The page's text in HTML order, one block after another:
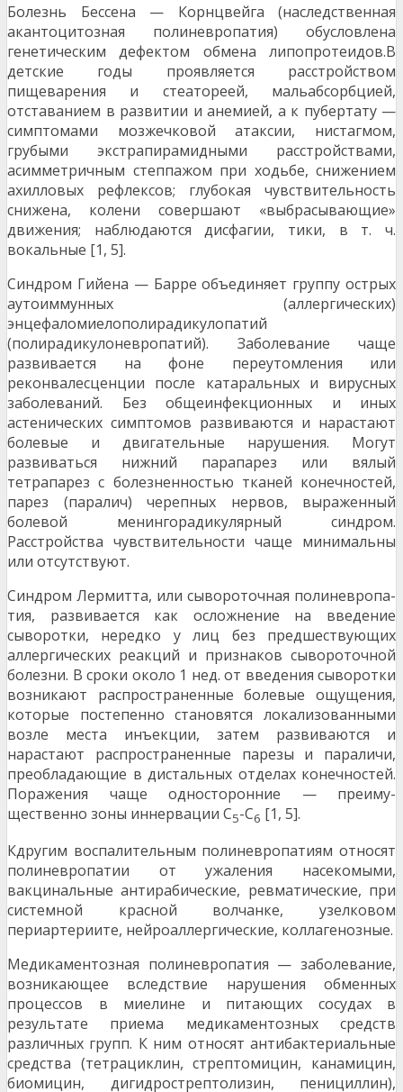
Болезнь Бессена — Корнцвейга (наследственная
акантоцитозная полиневропатия) обусловлена
генетиче­ским дефектом обмена липопротеидов.В
детские годы проявляется расстройством
пищеварения и стеатореей, мальабсорбцией,
отставанием в развитии и анемией, а к пубертату —
симптомами мозжечковой атаксии, нистаг­мом,
грубыми экстрапирамидными расстройствами,
асимметричным степпажом при ходьбе, снижением
ахилловых рефлексов; глубокая чувствительность
сни­жена, колени совершают «выбрасывающие»
движения; наблюдаются дисфагии, тики, в т. ч.
вокальные [1, 5].
Синдром Гийена — Барре объединяет группу острых
аутоиммунных (аллергических)
энцефаломиелополирадикулопатий
(полирадикулоневропатий). Заболевание чаще
развивается на фоне переутомления или
реконвалесценции после катаральных и вирусных
заболеваний. Без общеинфекционных и иных
астенических симптомов развиваются и нарастают
болевые и двигательные нару­шения. Могут
развиваться нижний парапарез или вялый
тетрапарез с болезненностью тканей конечностей,
па­рез (паралич) черепных нервов, выраженный
болевой менингорадикулярный синдром.
Расстройства чувстви­тельности чаще минимальны
или отсутствуют.
Синдром Лермитта, или сывороточная полиневропа­
тия, развивается как осложнение на введение
сыворот­ки, нередко у лиц без предшествующих
аллергических реакций и признаков сывороточной
болезни. В сроки около 1 нед. от введения сыворотки
возникают распро­страненные болевые ощущения,
которые постепенно становятся локализованными
возле места инъекции, за­тем развиваются и
нарастают распространенные парезы и параличи,
преобладающие в дистальных отделах ко­нечностей.
Поражения чаще односторонние — преиму­
щественно зоны иннервации С5-С6 [1, 5].
Кдругим воспалительным полиневропатиям относят
полиневропатии от ужаления насекомыми,
вакциналь­ные антирабические, ревматические, при
системной красной волчанке, узелковом
периартериите, нейроаллергические, коллагенозные.
Медикаментозная полиневропатия — заболевание,
возникающее вследствие нарушения обменных
процессов в миелине и питающих сосудах в
результате приема меди­каментозных средств
различных групп. К ним относят ан­тибактериальные
средства (тетрациклин, стрептомицин, канамицин,
биомицин, дигидрострептолизин, пеницил­лин),